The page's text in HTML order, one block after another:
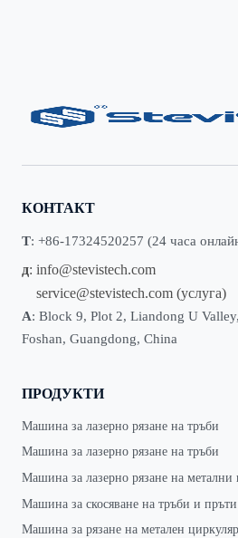
КОНТАКТ
Т: +86-17324520257 (24 часа
д: info@stevistech.com
service@stevistech.com (услуга)
А: Block 9, Plot 2, Liandong U
Foshan, Guangdong, China
ПРОДУКТИ
Машина за лазерно рязане на тръби
Машина за лазерно рязане на тръби
Машина за лазерно рязане на метални
Машина за скосяване на тръби и пръти
Машина за рязане на метален циркуляр